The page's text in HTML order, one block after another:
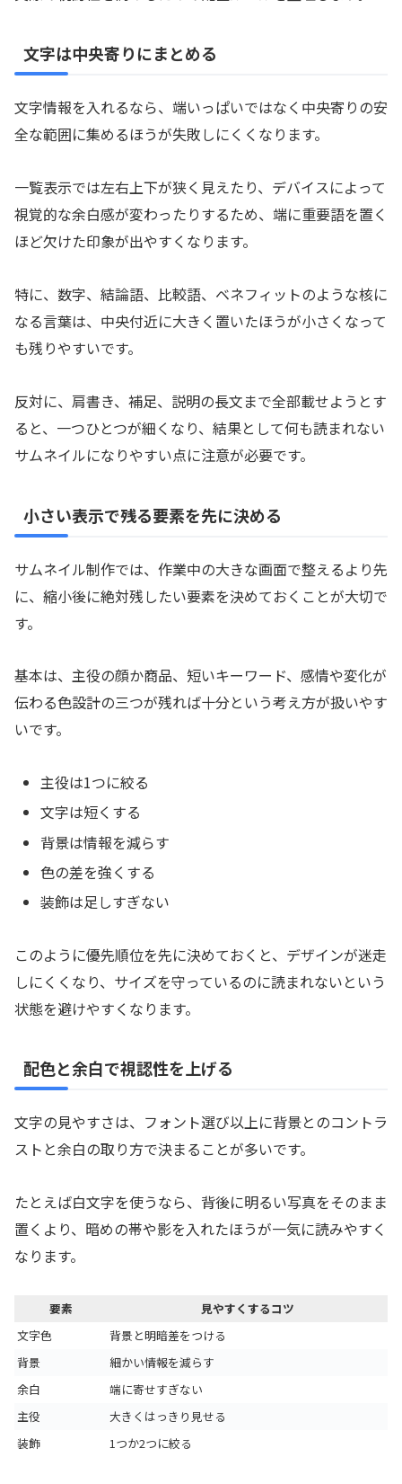
文字は中央寄りにまとめる
文字情報を入れるなら、端いっぱいではなく中央寄りの安
全な範囲に集めるほうが失敗しにくくなります。
一覧表示では左右上下が狭く見えたり、デバイスによって
視覚的な余白感が変わったりするため、端に重要語を置く
ほど欠けた印象が出やすくなります。
特に、数字、結論語、比較語、ベネフィットのような核に
なる言葉は、中央付近に大きく置いたほうが小さくなって
も残りやすいです。
反対に、肩書き、補足、説明の長文まで全部載せようとす
ると、一つひとつが細くなり、結果として何も読まれない
サムネイルになりやすい点に注意が必要です。
小さい表示で残る要素を先に決める
サムネイル制作では、作業中の大きな画面で整えるより先
に、縮小後に絶対残したい要素を決めておくことが大切で
す。
基本は、主役の顔か商品、短いキーワード、感情や変化が
伝わる色設計の三つが残れば十分という考え方が扱いやす
いです。
主役は1つに絞る
文字は短くする
背景は情報を減らす
色の差を強くする
装飾は足しすぎない
このように優先順位を先に決めておくと、デザインが迷走
しにくくなり、サイズを守っているのに読まれないという
状態を避けやすくなります。
配色と余白で視認性を上げる
文字の見やすさは、フォント選び以上に背景とのコントラ
ストと余白の取り方で決まることが多いです。
たとえば白文字を使うなら、背後に明るい写真をそのまま
置くより、暗めの帯や影を入れたほうが一気に読みやすく
なります。
要素
見やすくするコツ
文字色
背景と明暗差をつける
背景
細かい情報を減らす
余白
端に寄せすぎない
主役
大きくはっきり見せる
装飾
1つか2つに絞る